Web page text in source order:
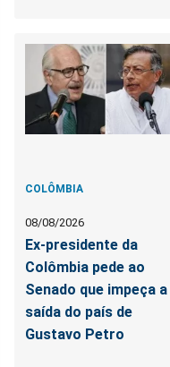
COLÔMBIA
08/08/2026
Ex-presidente da
Colômbia pede ao
Senado que impeça a
saída do país de
Gustavo Petro